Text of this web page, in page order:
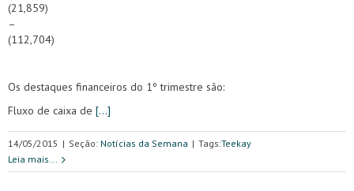
(21,859)
–
(112,704)
Os destaques financeiros do 1º trimestre são:
Fluxo de caixa de […]
14/05/2015 | Seção: Notícias da Semana | Tags:Teekay
Leia mais...